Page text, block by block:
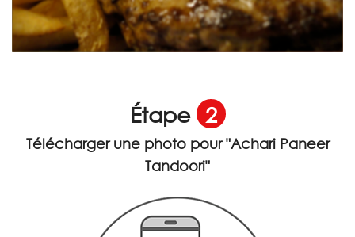
Étape 2
Télécharger une photo pour"Achari Paneer
Tandoori"